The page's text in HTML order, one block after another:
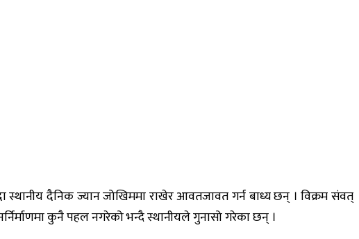
स्थानीय दैनिक ज्यान जोखिममा राखेर आवतजावत गर्न बाध्य छन् । विक्रम संवत्
कुनै पहल नगरेको भन्दै स्थानीयले गुनासो गरेका छन् ।